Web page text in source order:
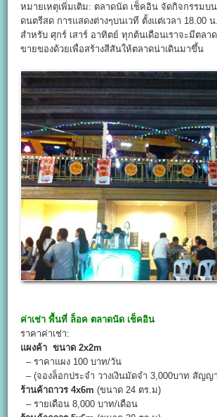
หมายเหตุเพิ่มเติม: ตลาดนัด เช็คอิน จัดกิจกรรมบ
ดนตรีสด การแสดงต่างๆบนเวที ตั้งแต่เวลา 18.00
สำหรับ ศุกร์ เสาร์ อาทิตย์ ทุกต้นเดือนเราจะมีตลา
ขายของด้วยเพื่อสร้างสีสันให้ตลาดน่าเดินมาขึ้น
ค่าเช่า พื้นที่ ล็อค ตลาดนัด เช็คอิน
ราคาค่าเช่า:
แผงค้า ขนาด 2x2m
– ราคาแผง 100 บาท/วัน
– (จองล็อกประจำ วางเงินมัดจำ 3,000บาท สัญญ
ร้านค้าถาวร 4x6m (ขนาด 24 ตร.ม)
– รายเดือน 8,000 บาท/เดือน